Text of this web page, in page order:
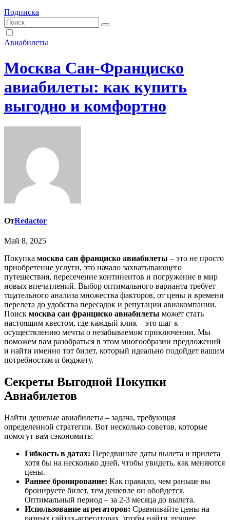
Подписка
Авиабилеты
Москва Сан-Франциско
авиабилеты: как купить
выгодно и комфортно
ОтRedactor
Май 8, 2025
Покупка москва сан франциско авиабилеты – это не просто
приобретение услуги, это начало захватывающего
путешествия, пересечение континентов и погружение в мир
новых впечатлений. Выбор оптимального варианта требует
тщательного анализа множества факторов, от цены и времени
перелета до удобства пересадок и репутации авиакомпании.
Поиск москва сан франциско авиабилеты может стать
настоящим квестом, где каждый клик – это шаг к
осуществлению мечты о незабываемом приключении. Мы
поможем вам разобраться в этом многообразии предложений
и найти именно тот билет, который идеально подойдет вашим
потребностям и бюджету.
Секреты Выгодной Покупки
Авиабилетов
Найти дешевые авиабилеты – задача, требующая
определенной стратегии. Вот несколько советов, которые
помогут вам сэкономить:
Гибкость в датах: Передвиньте даты вылета и прилета
хотя бы на несколько дней, чтобы увидеть, как меняются
цены.
Раннее бронирование: Как правило, чем раньше вы
бронируете билет, тем дешевле он обойдется.
Оптимальный период – за 2-3 месяца до вылета.
Использование агрегаторов: Сравнивайте цены на